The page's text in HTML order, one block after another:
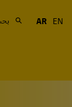
EN
AR